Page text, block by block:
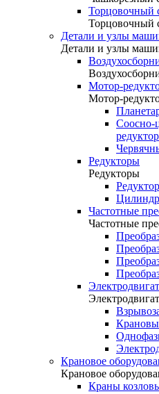
Торцовочный
Торцовочный
Детали и узлы
Детали и узлы
Мотор-
Мотор-
Соосно-
Редукторы
Редукторы
Частотные
Частотные
Крановое
Крановое
Краны